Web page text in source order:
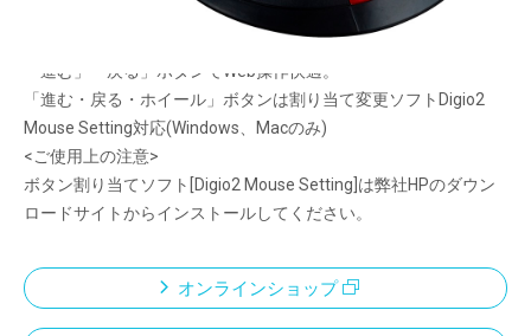
読み取り能力の高いBlueLEDセンサーを搭載。
「進む」「戻る」ボタンでWeb操作快適。
「進む・戻る・ホイール」ボタンは割り当て変更ソフトDigio2
Mouse Setting対応(Windows、Macのみ)
<ご使用上の注意>
ボタン割り当てソフト[Digio2 Mouse Setting]は弊社HPのダウン
ロードサイトからインストールしてください。
オンラインショップ